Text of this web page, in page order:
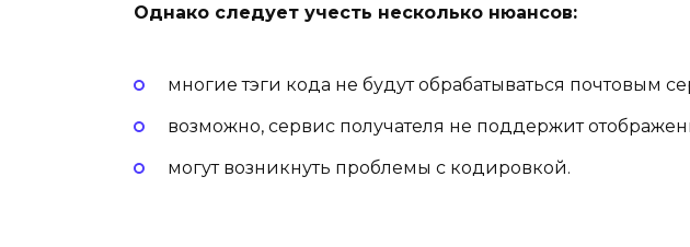
Однако следует учесть несколько нюансов:
многие тэги кода не будут обрабатываться почтовым
возможно, сервис получателя не поддержит
могут возникнуть проблемы с кодировкой.